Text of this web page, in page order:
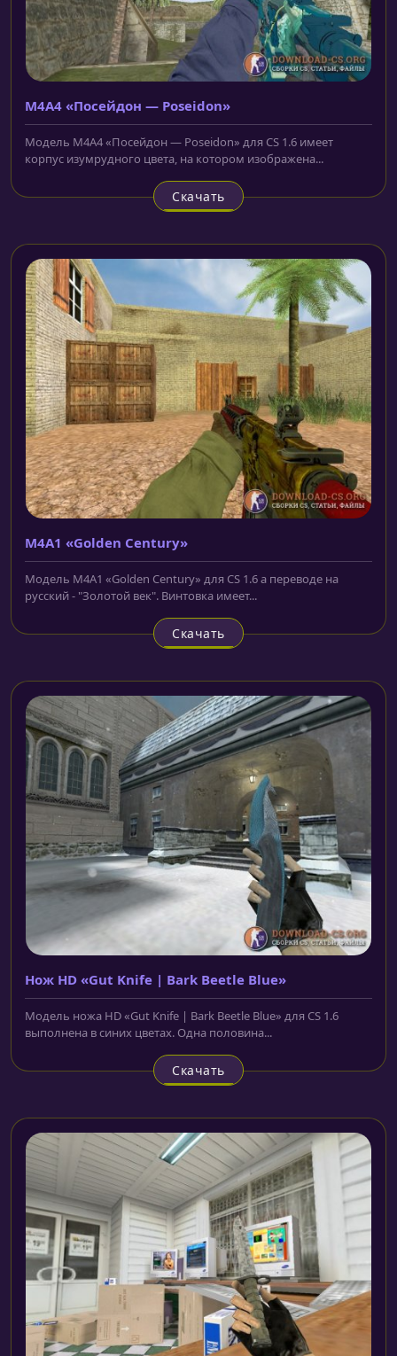
M4A4 «Посейдон — Poseidon»
Модель M4A4 «Посейдон — Poseidon» для CS 1.6 имеет
корпус изумрудного цвета, на котором изображена...
Скачать
M4A1 «Golden Century»
Модель M4A1 «Golden Century» для CS 1.6 а переводе на
русский - "Золотой век". Винтовка имеет...
Скачать
Нож HD «Gut Knife | Bark Beetle Blue»
Модель ножа HD «Gut Knife | Bark Beetle Blue» для CS 1.6
выполнена в синих цветах. Одна половина...
Скачать